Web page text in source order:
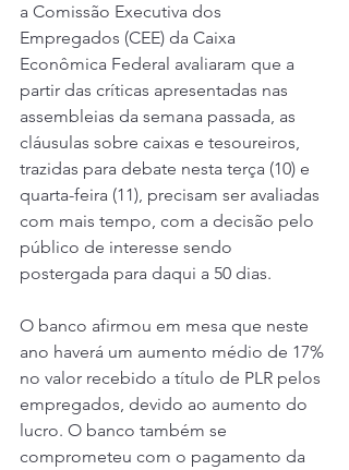
a Comissão Executiva dos
Empregados (CEE) da Caixa
Econômica Federal avaliaram que a
partir das críticas apresentadas nas
assembleias da semana passada, as
cláusulas sobre caixas e tesoureiros,
trazidas para debate nesta terça (10) e
quarta-feira (11), precisam ser avaliadas
com mais tempo, com a decisão pelo
público de interesse sendo
postergada para daqui a 50 dias.
O banco afirmou em mesa que neste
ano haverá um aumento médio de 17%
no valor recebido a título de PLR pelos
empregados, devido ao aumento do
lucro. O banco também se
comprometeu com o pagamento da